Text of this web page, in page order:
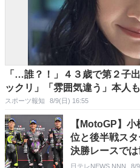
「…誰？！」４３歳で第２子
ックリ」「雰囲気違う」本人
スポーツ報知 8/9(日) 16:55
【MotoGP】
位と後半戦ス
決勝レースで
を期待
日テレNEWS NNN 8/